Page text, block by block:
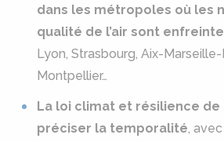
dans les métropoles où les
qualité de l’air sont
Lyon, Strasbourg, Aix-
Montpellier…
La loi climat et résilience de
préciser la temporalité,